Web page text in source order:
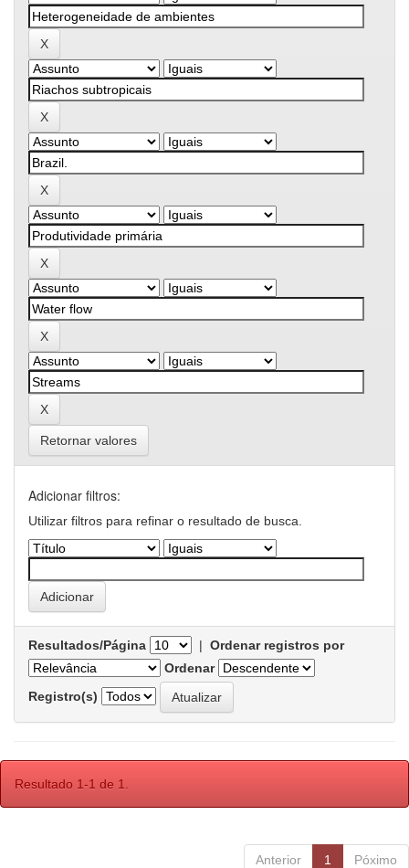
Retornar valores
Adicionar filtros:
Utilizar filtros para refinar o resultado de busca.
Resultados/Página | Ordenar registros por
Ordenar
Registro(s)
Resultado 1-1 de 1.
Anterior 1 Póximo